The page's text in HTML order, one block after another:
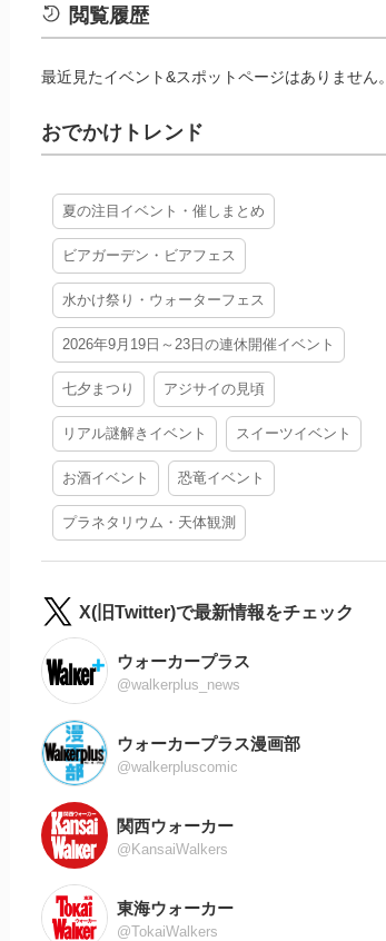
閲覧履歴
最近見たイベント&スポットページはありません。
おでかけトレンド
夏の注目イベント・催しまとめ
ビアガーデン・ビアフェス
水かけ祭り・ウォーターフェス
2026年9月19日～23日の連休開催イベント
七夕まつり アジサイの見頃
リアル謎解きイベント スイーツイベント
お酒イベント 恐竜イベント
プラネタリウム・天体観測
X(旧Twitter)で最新情報をチェック
ウォーカープラス
@walkerplus_news
ウォーカープラス漫画部
@walkerpluscomic
関西ウォーカー
@KansaiWalkers
東海ウォーカー
@TokaiWalkers